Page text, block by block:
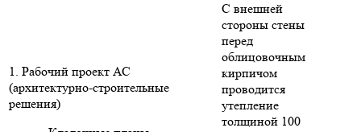
1. Рабочий проект АС
(архитектурно-строительные
решения)
С внешней
стороны стены
перед
облицовочным
кирпичом
проводится
утепление
толщиной 100